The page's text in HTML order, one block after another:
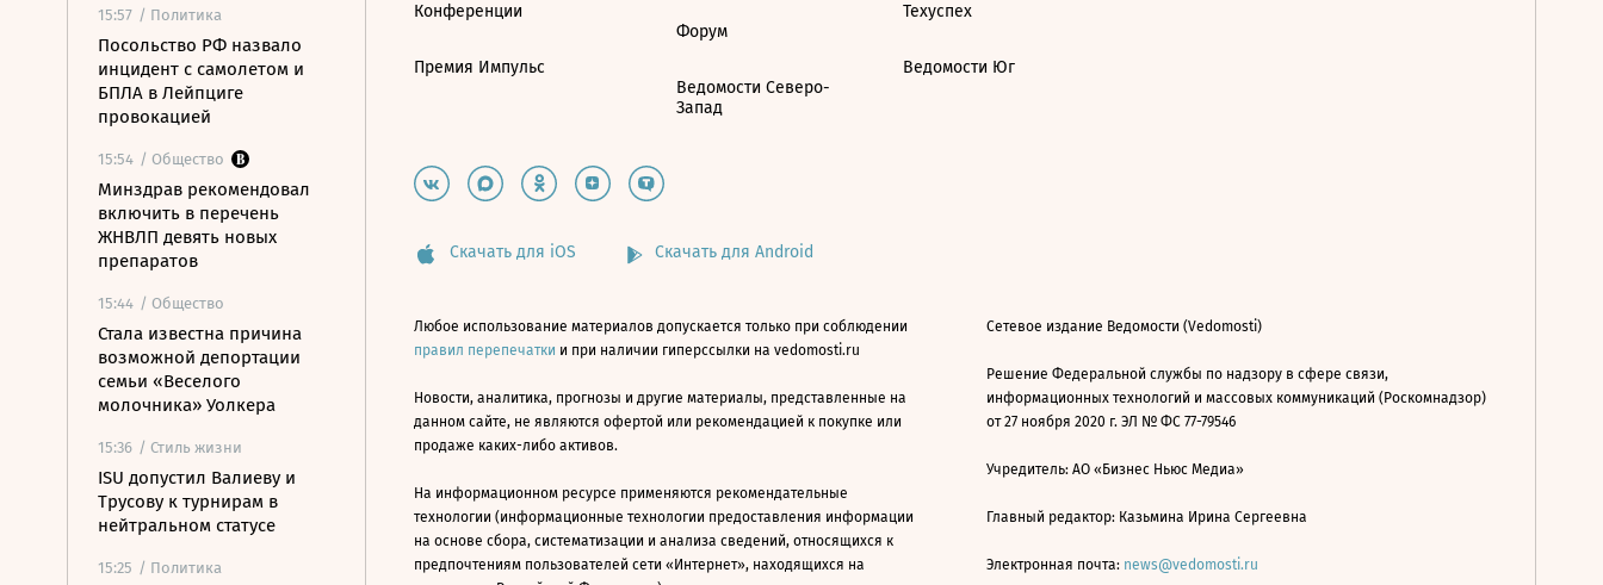
15:57 / Политика
Посольство РФ назвало
инцидент с самолетом и
БПЛА в Лейпциге
провокацией
15:54 / Общество
Минздрав рекомендовал
включить в перечень
ЖНВЛП девять новых
препаратов
15:44 / Общество
Стала известна причина
возможной депортации
семьи «Веселого
молочника» Уолкера
15:36 / Стиль жизни
ISU допустил Валиеву и
Трусову к турнирам в
нейтральном статусе
15:25 / Политика
Конференции
Премия Импульс
Форум
Ведомости Северо-
Запад
Техуспех
Ведомости Юг
Скачать для iOS Скачать для Android
Любое использование материалов допускается только при соблюдении
правил перепечатки и при наличии гиперссылки на vedomosti.ru
Новости, аналитика, прогнозы и другие материалы, представленные на
данном сайте, не являются офертой или рекомендацией к покупке или
продаже каких-либо активов.
На информационном ресурсе применяются рекомендательные
технологии (информационные технологии предоставления информации
на основе сбора, систематизации и анализа сведений, относящихся к
предпочтениям пользователей сети «Интернет», находящихся на
Сетевое издание Ведомости (Vedomosti)
Решение Федеральной службы по надзору в сфере связи,
информационных технологий и массовых коммуникаций (Роскомнадзор)
от 27 ноября 2020 г. ЭЛ № ФС 77-79546
Учредитель: АО «Бизнес Ньюс Медиа»
Главный редактор: Казьмина Ирина Сергеевна
Электронная почта: news@vedomosti.ru